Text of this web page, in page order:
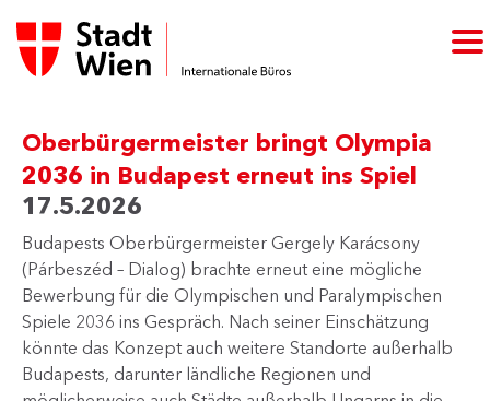
Oberbürgermeister bringt Olympia
2036 in Budapest erneut ins Spiel
17.5.2026
​Budapests Oberbürgermeister Ge​rgely Karácsony
(Párbeszéd – Dialog) brachte erneut eine mögliche
Bewerbung für die Olympischen und Paralympischen
Spiele 2036 ins Gespräch. Nach seiner Einschätzung
könnte das Konzept auch weitere Standorte außerhalb
Budapests, darunter ländliche Regionen und